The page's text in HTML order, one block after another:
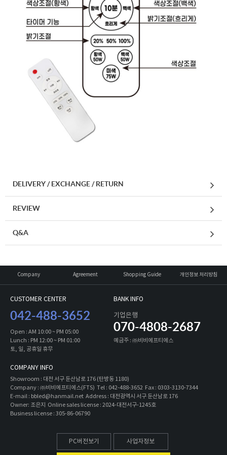
DELIVERY / EXCHANGE / RETURN
REVIEW
Q&A
Company Agreement Shopping Guide 개인정보 처리방침
CUSTOMER CENTER
042-488-3652
Open : AM 10:00 ~ PM 05:00
Lunch : PM 12:00 ~ PM 01:00
토, 일, 공휴일 휴무
BANK INFO
기업은행
070-4808-2687
예금주 : ㈜비비에프티에스
COMPANY INFO
Showroom : 대전 서구 둔산남로 176 (탄방동 1180)
Company : ㈜비비에프티에스(FTS) Tel : 042-488-3652 Fax : 0303-3130-7344
E-mail : bbled@hanmail.net Address : 대전광역시 서구 둔산남로 176
Owner: 조은지 Online sales license : 2024-대전서구-1245호
Business license : 305-86-06790
PC버전보기 사업자정보